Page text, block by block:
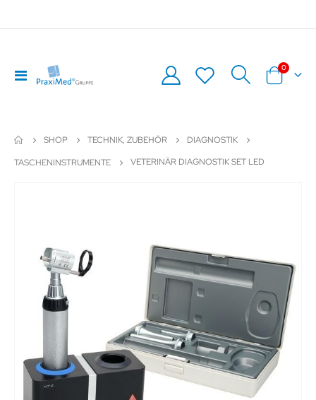
Navigation
umschalten
Warenkorb
0Artikel
SHOP TECHNIK, ZUBEHÖR
DIAGNOSTIK
TASCHENINSTRUMENTE
VETERINÄR DIAGNOSTIK SET LED
springen